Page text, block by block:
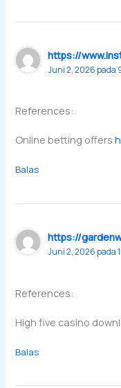
https://
Juni 2, 2026 pada
References:
Online betting offers
Balas
https://
Juni 2, 2026 pada
References:
High five casino
Balas